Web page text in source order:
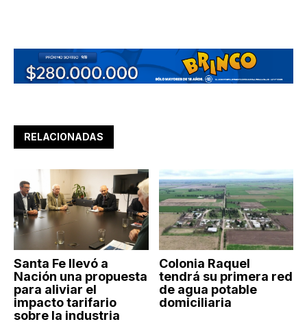
RELACIONADAS
Santa Fe llevó a
Nación una propuesta
para aliviar el
impacto tarifario
sobre la industria
Colonia Raquel
tendrá su primera red
de agua potable
domiciliaria